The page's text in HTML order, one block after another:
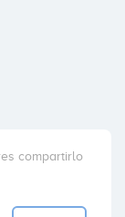
compartirlo